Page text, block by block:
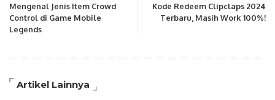
Mengenal Jenis Item Crowd
Control di Game Mobile
Legends
Kode Redeem Clipclaps 2024
Terbaru, Masih Work 100%!
Artikel Lainnya